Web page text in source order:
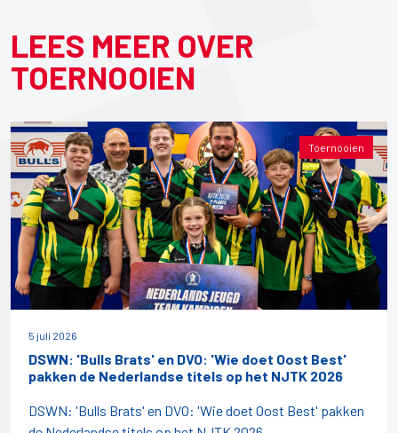
LEES MEER OVER
TOERNOOIEN
Toernooien
5 juli 2026
DSWN: 'Bulls Brats' en DVO: 'Wie doet Oost Best'
pakken de Nederlandse titels op het NJTK 2026
DSWN: 'Bulls Brats' en DVO: 'Wie doet Oost Best' pakken